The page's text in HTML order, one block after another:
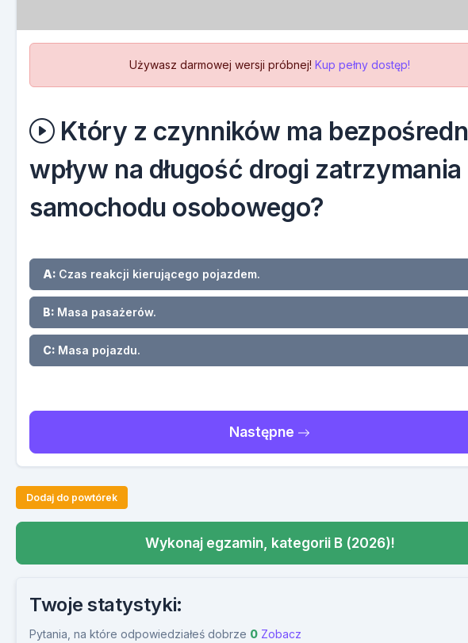
Używasz darmowej wersji próbnej! Kup pełny dostęp!
Który z czynników ma
wpływ na długość drogi zatrzymania
samochodu osobowego?
A: Czas reakcji kierującego pojazdem.
B: Masa pasażerów.
C: Masa pojazdu.
Następne
Dodaj do powtórek
Wykonaj egzamin, kategorii B (2026)!
Twoje statystyki:
Pytania, na które odpowiedziałeś dobrze 0 Zobacz